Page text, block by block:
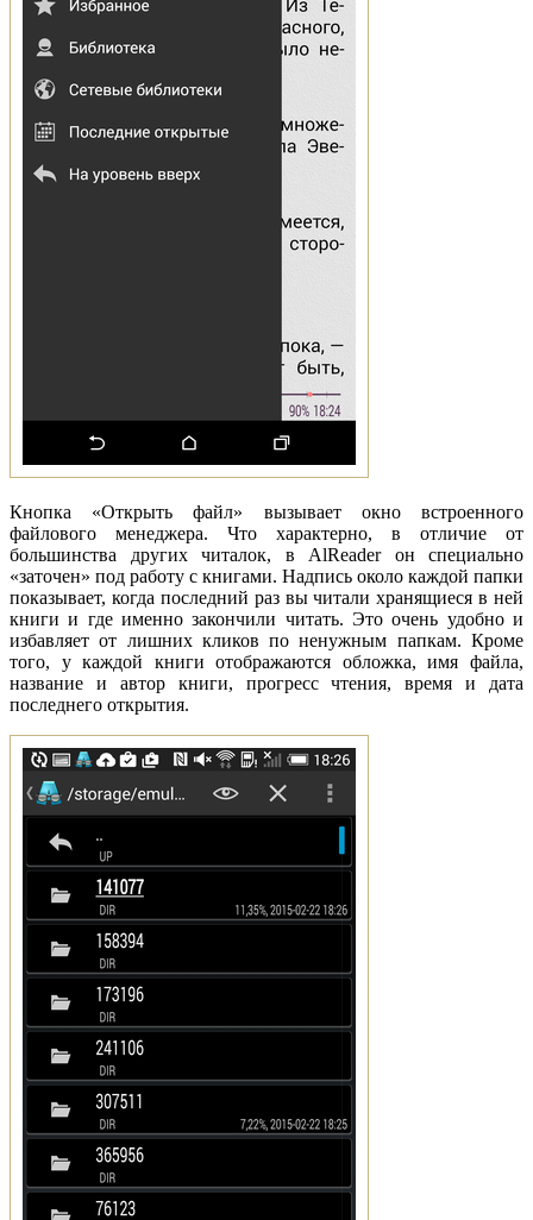
Кнопка «Открыть файл» вызывает окно встроенного
файлового менеджера. Что характерно, в отличие от
большинства других читалок, в AlReader он специально
«заточен» под работу с книгами. Надпись около каждой папки
показывает, когда последний раз вы читали хранящиеся в ней
книги и где именно закончили читать. Это очень удобно и
избавляет от лишних кликов по ненужным папкам. Кроме
того, у каждой книги отображаются обложка, имя файла,
название и автор книги, прогресс чтения, время и дата
последнего открытия.